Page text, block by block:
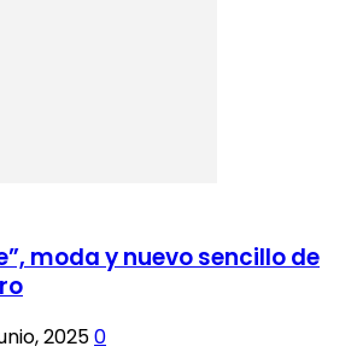
moda y nuevo sencillo de
20250